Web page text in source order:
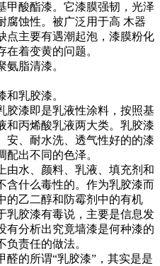
酸酯漆。它漆膜强韧，光泽
腐蚀性。被广泛用于高 木器
点主要有遇潮起泡，漆膜粉化
着变黄的问题。
脂清漆。
乳胶漆。
漆即是乳液性涂料，按照基
和丙烯酸乳液两大类。乳胶漆
安、耐水洗、透气性好的的漆
出不同的色泽。
水、颜料、乳液、填充剂和
含什么毒性的。作为乳胶漆而
的乙二醇和防霉剂中的有机
乳胶漆有毒说，主要是信息发
有分析出究竟墙漆是何种漆的
责任的做法。
的所谓“乳胶漆”，其实是是